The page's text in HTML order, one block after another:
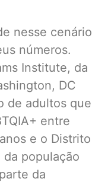
nesse cenário
números.
Institute, da
DC
de adultos que
entre
e o Distrito
da população
da